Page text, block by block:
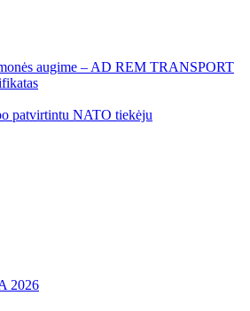
augime – AD REM TRANSPORT
patvirtintu NATO tiekėju